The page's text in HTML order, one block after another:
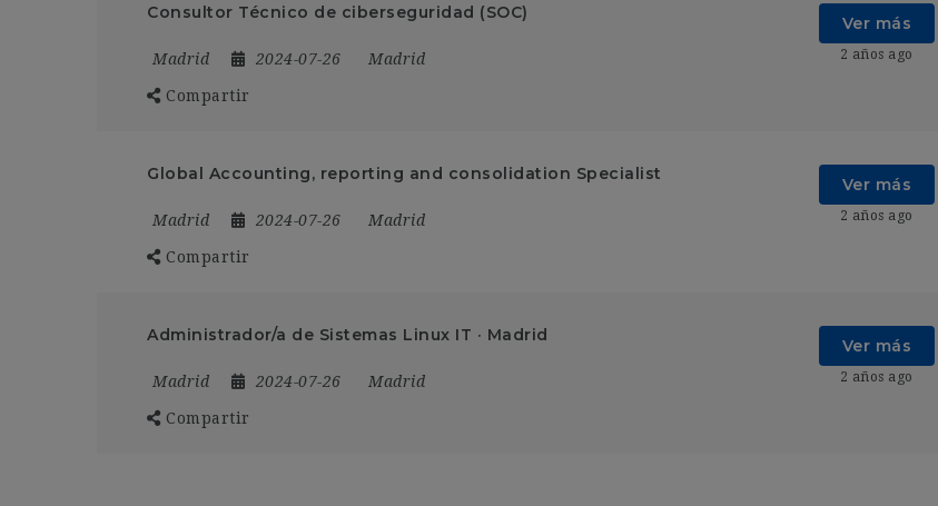
Consultor Técnico de ciberseguridad (SOC)
Madrid 2024-07-26 Madrid
Compartir
Ver más
2 años ago
Global Accounting, reporting and consolidation Specialist
Madrid 2024-07-26 Madrid
Compartir
Ver más
2 años ago
Administrador/a de Sistemas Linux IT · Madrid
Madrid 2024-07-26 Madrid
Compartir
Ver más
2 años ago